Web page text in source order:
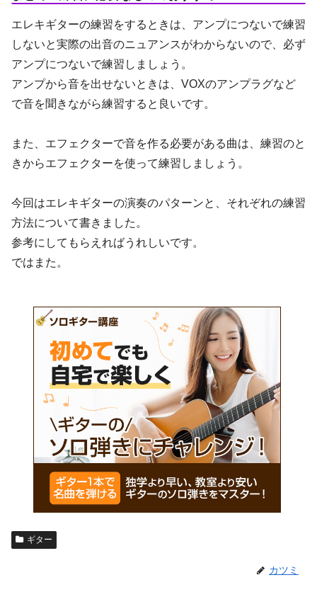
エレキギターの練習をするときは、アンプにつないで練習
しないと実際の出音のニュアンスがわからないので、必ず
アンプにつないで練習しましょう。
アンプから音を出せないときは、VOXのアンプラグなど
で音を聞きながら練習すると良いです。
また、エフェクターで音を作る必要がある曲は、練習のと
きからエフェクターを使って練習しましょう。
今回はエレキギターの演奏のパターンと、それぞれの練習
方法について書きました。
参考にしてもらえればうれしいです。
ではまた。
ギター
カツミ